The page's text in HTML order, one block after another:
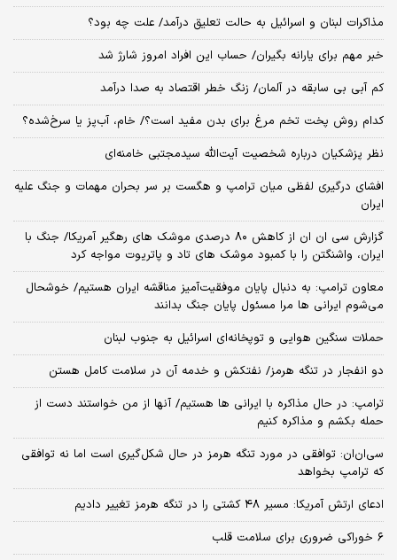
مذاکرات لبنان و اسرائیل به حالت تعلیق درآمد/ علت چه بود؟
خبر مهم برای یارانه بگیران/ حساب این افراد امروز شارژ شد
کم آبی بی سابقه در آلمان/ زنگ خطر اقتصاد به صدا درآمد
کدام روش پخت تخم مرغ برای بدن مفید است؟/ خام، آب‌پز یا سرخ‌شده؟
نظر پزشکیان درباره شخصیت آیت‌الله سیدمجتبی خامنه‌ای
افشای درگیری لفظی میان ترامپ و هگست بر سر بحران مهمات و جنگ علیه
ایران
گزارش سی ان ان از کاهش ۸۰ درصدی موشک های رهگیر آمریکا/ جنگ با
ایران، واشنگتن را با کمبود موشک های تاد و پاتریوت مواجه کرد
معاون ترامپ: به دنبال پایان موفقیت‌آمیز مناقشه ایران هستیم/ خوشحال
می‌شوم ایرانی ها مرا مسئول پایان جنگ بدانند
حملات سنگین هوایی و توپخانه‌ای اسرائیل به جنوب لبنان
دو انفجار در تنگه هرمز/ نفتکش و خدمه آن در سلامت کامل هستن
ترامپ: در حال مذاکره با ایرانی ها هستیم/ آنها از من خواستند دست از
حمله بکشم و مذاکره کنیم
سی‌ان‌ان: توافقی در مورد تنگه هرمز در حال شکل‌گیری است اما نه توافقی
که ترامپ بخواهد
ادعای ارتش آمریکا: مسیر ۴۸ کشتی را در تنگه هرمز تغییر دادیم
۶ خوراکی ضروری برای سلامت قلب